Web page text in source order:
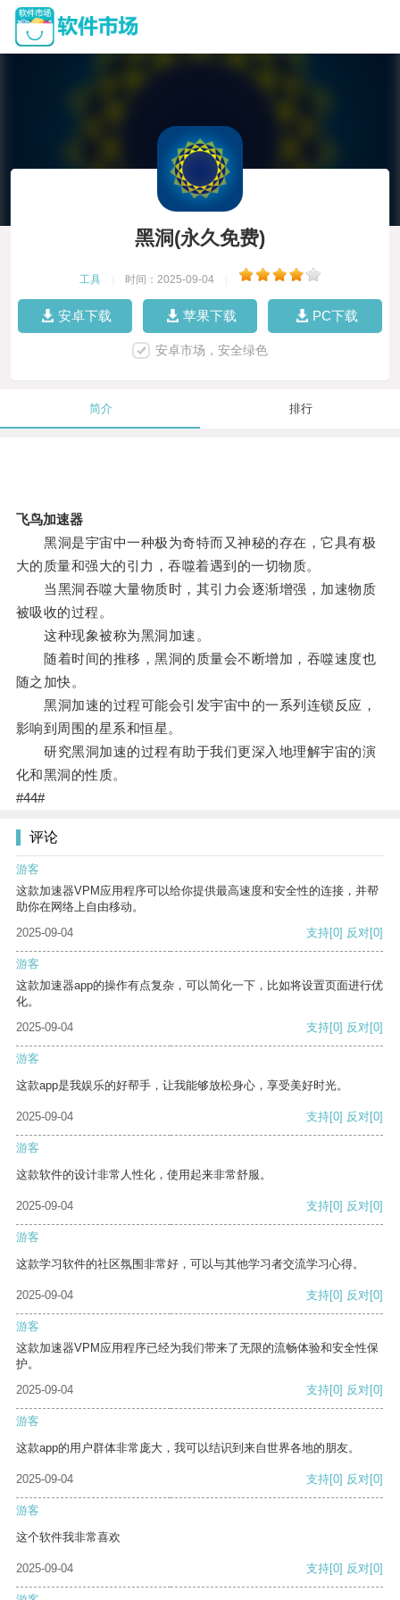
黑洞(永久免费)
工具 时间：2025-09-04
安卓下载 苹果下载 PC下载
安卓市场，安全绿色
简介 排行
飞鸟加速器
黑洞是宇宙中一种极为奇特而又神秘的存在，它具有极
大的质量和强大的引力，吞噬着遇到的一切物质。
当黑洞吞噬大量物质时，其引力会逐渐增强，加速物质
被吸收的过程。
这种现象被称为黑洞加速。
随着时间的推移，黑洞的质量会不断增加，吞噬速度也
随之加快。
黑洞加速的过程可能会引发宇宙中的一系列连锁反应，
影响到周围的星系和恒星。
研究黑洞加速的过程有助于我们更深入地理解宇宙的演
化和黑洞的性质。
#44#
评论
游客
这款加速器VPM应用程序可以给你提供最高速度和安全性的连接，并帮
助你在网络上自由移动。
2025-09-04
支持[0] 反对[0]
游客
这款加速器app的操作有点复杂，可以简化一下，比如将设置页面进行优
化。
2025-09-04
支持[0] 反对[0]
游客
这款app是我娱乐的好帮手，让我能够放松身心，享受美好时光。
2025-09-04 支持[0] 反对[0]
游客
这款软件的设计非常人性化，使用起来非常舒服。
2025-09-04 支持[0] 反对[0]
游客
这款学习软件的社区氛围非常好，可以与其他学习者交流学习心得。
2025-09-04 支持[0] 反对[0]
游客
这款加速器VPM应用程序已经为我们带来了无限的流畅体验和安全性保
护。
2025-09-04
支持[0] 反对[0]
游客
这款app的用户群体非常庞大，我可以结识到来自世界各地的朋友。
2025-09-04 支持[0] 反对[0]
游客
这个软件我非常喜欢
2025-09-04 支持[0] 反对[0]